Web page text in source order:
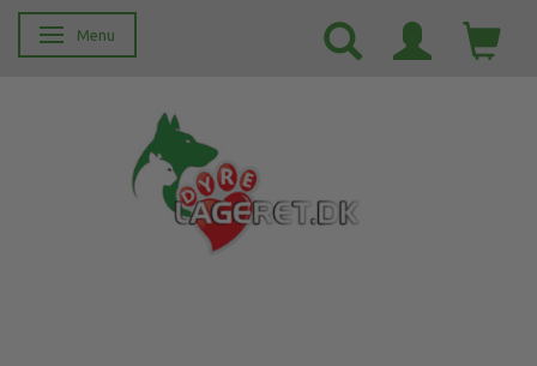
Skifte navigation
Menu